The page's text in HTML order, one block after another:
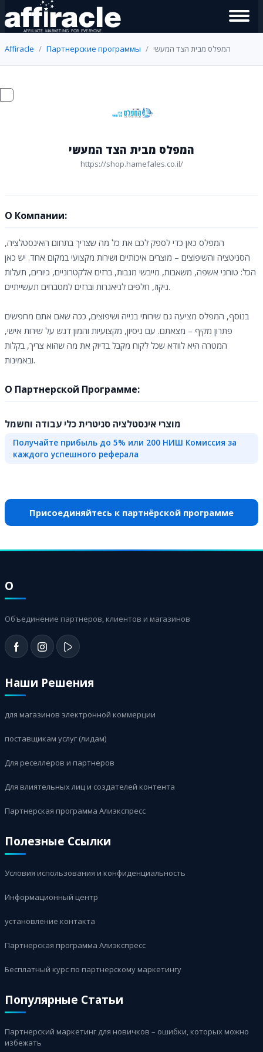
Affiracle Партнерские программы המפלס מבית הצד המעשי
המפלס מבית הצד המעשי
https://shop.hamefales.co.il/
О Компании:
המפלס כאן כדי לספק לכם את כל מה שצריך בתחום האינסטלציה,
הסניטציה והשיפוצים – מוצרים איכותיים ושירות מקצועי במקום אחד. יש כאן
הכל: טוחני אשפה, משאבות, מייבשי מגבות, ברזים אלקטרוניים, כיורים, תעלות
ניקוז, חלפים לניאגרות וברזים למטבחים תעשייתיים.
בנוסף, המפלס מציעה גם שירותי בנייה ושיפוצים, ככה שאם אתם מחפשים
פתרון מקיף – מצאתם. עם ניסיון, מקצועיות והמון דגש על שירות אישי,
המטרה היא לוודא שכל לקוח מקבל בדיוק את מה שהוא צריך, בקלות
ובאמינות.
О Партнерской Программе:
מוצרי אינסטלציה סניטרית כלי עבודה וחשמל
Получайте прибыль до 5% или 200 НИШ Комиссия за
каждого успешного реферала
Присоединяйтесь к партнёрской программе
О
Объединение партнеров, клиентов и магазинов
Наши Решения
для магазинов электронной коммерции
поставщикам услуг (лидам)
Для реселлеров и партнеров
Для влиятельных лиц и создателей контента
Партнерская программа Алиэкспресс
Полезные Ссылки
Условия использования и конфиденциальность
Информационный центр
установление контакта
Партнерская программа Алиэкспресс
Бесплатный курс по партнерскому маркетингу
Популярные Статьи
Партнерский маркетинг для новичков – ошибки, которых можно
избежать